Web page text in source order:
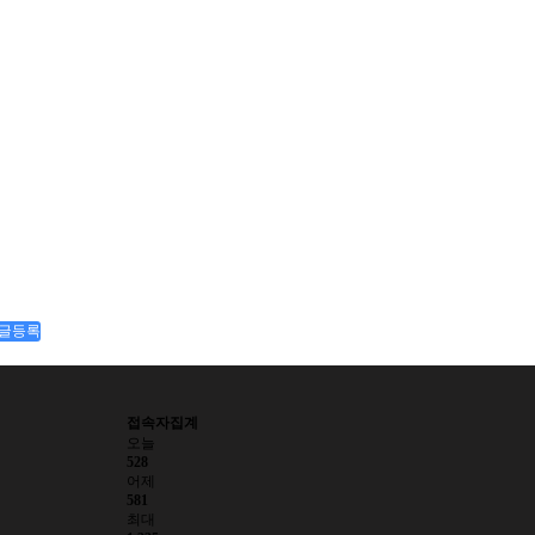
등록
접속자집계
오늘
528
어제
581
최대